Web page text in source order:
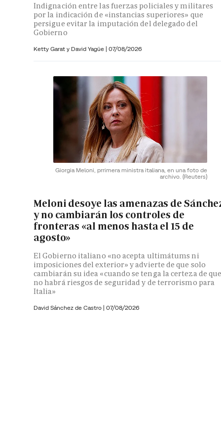
Indignación entre las fuerzas policiales y militares
por la indicación de «instancias superiores» que
persigue evitar la imputación del delegado del
Gobierno
Ketty Garat y David Yagüe | 07/08/2026
Giorgia Meloni, prrimera ministra italiana, en una foto de
archivo. (Reuters)
Meloni desoye las amenazas de
y no cambiarán los controles de
fronteras «al menos hasta el 15 de
agosto»
El Gobierno italiano «no acepta ultimátums ni
imposiciones del exterior» y advierte de que solo
cambiarán su idea «cuando se tenga la certeza de
no habrá riesgos de seguridad y de terrorismo para
Italia»
David Sánchez de Castro | 07/08/2026